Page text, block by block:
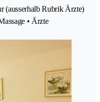
(ausserhalb Rubrik Ärzte)
• Ärzte